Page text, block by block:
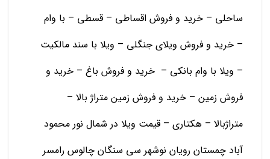
ساحلی – خرید و فروش اقساطی – قسطی – با وام
– خرید و فروش ویلای جنگلی – ویلا با سند مالکیت
– ویلا با وام بانکی – خرید و فروش باغ – خرید و
فروش زمین – خرید و فروش زمین متراژ بالا –
متراژبالا – هکتاری – قیمت ویلا در شمال نور محمود
آباد چمستان رویان نوشهر سی سنگان چالوس رامسر